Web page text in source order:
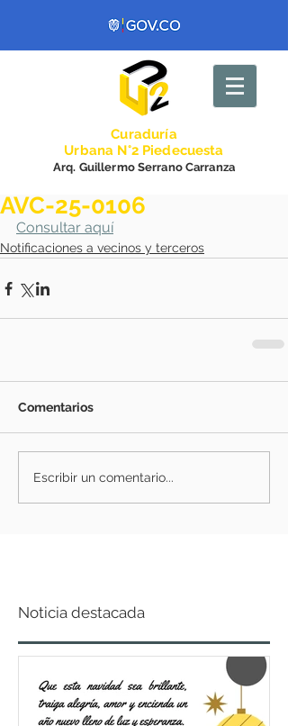
Curaduría
Urbana N°2 Piedecuesta
Arq. Guillermo Serrano Carranza
AVC-25-0106
Consultar aquí
Notificaciones a vecinos y terceros
Comentarios
Escribir un comentario...
Noticia destacada